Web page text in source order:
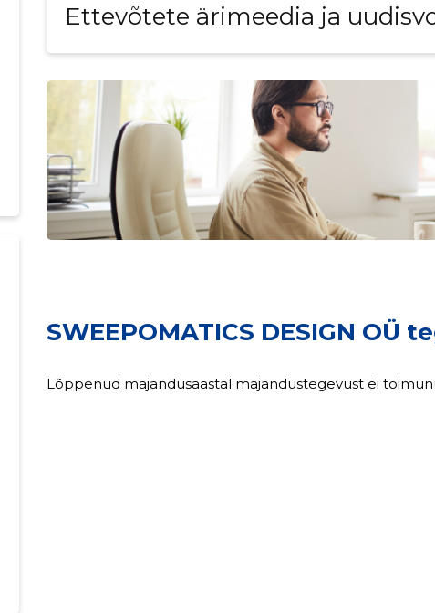
Ettevõtete ärimeedia ja
SWEEPOMATICS DESIGN OÜ
Lõppenud majandusaastal majandustegevust ei